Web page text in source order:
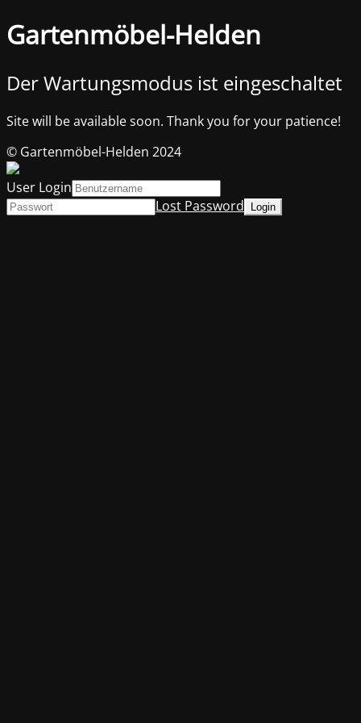
Gartenmöbel-Helden
Der Wartungsmodus ist eingeschaltet
Site will be available soon. Thank you for your patience!
© Gartenmöbel-Helden 2024
User Login
Lost Password